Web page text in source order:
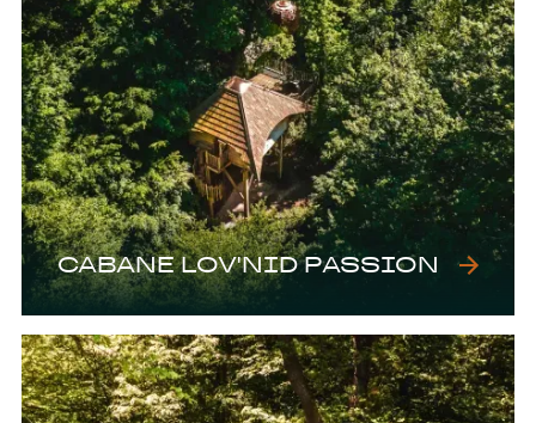
CABANE LOV'NID PASSION